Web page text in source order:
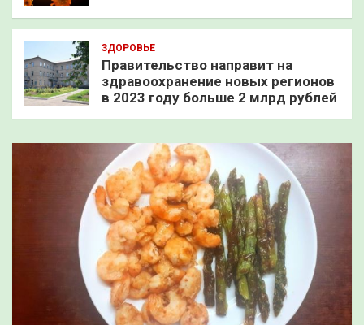
ЗДОРОВЬЕ
Правительство направит на
здравоохранение новых регионов
в 2023 году больше 2 млрд рублей